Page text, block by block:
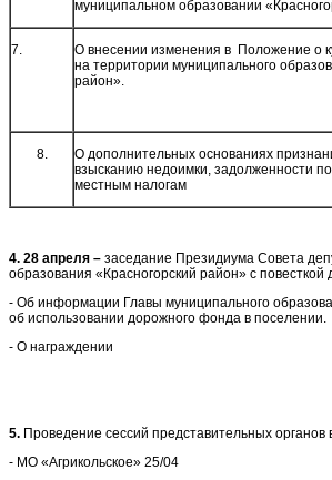
муниципальном образовании
7.
О внесении изменения в Положение о
на территории муниципального
район».
8.
О дополнительных основаниях
взысканию недоимки, задолженности
местным налогам
4. 28 апреля – заседание Президиума Совета
образования «Красногорский район» с повесткой
- Об информации Главы муниципального
об использовании дорожного фонда в поселении.
- О награждении
5. Проведение сессий представительных
- МО «Агрикольское» 25/04